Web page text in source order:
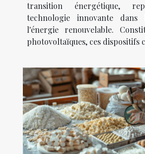
transition énergétique,
technologie innovante
l'énergie renouvelable.
photovoltaïques, ces dispositifs